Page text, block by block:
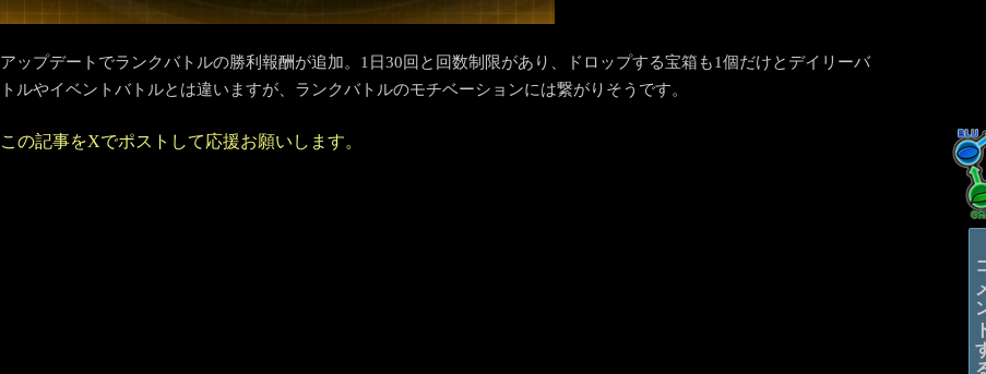
アップデートでランクバトルの勝利報酬が追加。1日30回と回数制限があり、ドロップする宝箱も1個だけとデイリーバ
トルやイベントバトルとは違いますが、ランクバトルのモチベーションには繋がりそうです。
この記事をXでポストして応援お願いします。
コ